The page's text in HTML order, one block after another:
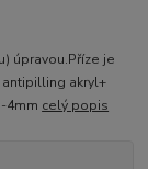
úpravou.Příze je
akryl+
4mm celý popis